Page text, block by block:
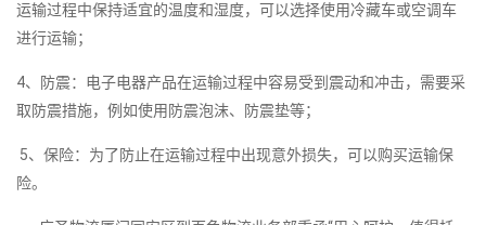
运输过程中保持适宜的温度和湿度，可以选择使用冷藏车或空调车
进行运输；
4、防震：电子电器产品在运输过程中容易受到震动和冲击，需要采
取防震措施，例如使用防震泡沫、防震垫等；
5、保险：为了防止在运输过程中出现意外损失，可以购买运输保
险。